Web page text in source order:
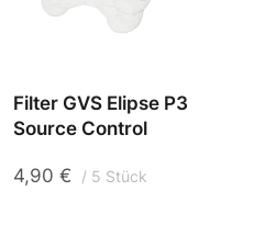
Filter GVS Elipse P3
Source Control
4,90 € 5 Stück